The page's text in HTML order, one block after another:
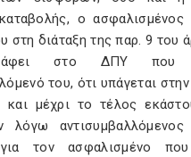
ο ασφαλισμένος
στη διάταξη της παρ. 9 του
στο ΔΠΥ που
του, ότι υπάγεται
και μέχρι το τέλος
αντισυμβαλλόμενος
τον ασφαλισμένο